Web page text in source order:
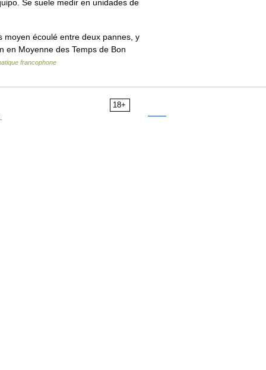
Se suele medir en unidades de
écoulé entre deux pannes, y
en Moyenne des Temps de Bon
francophone
18+